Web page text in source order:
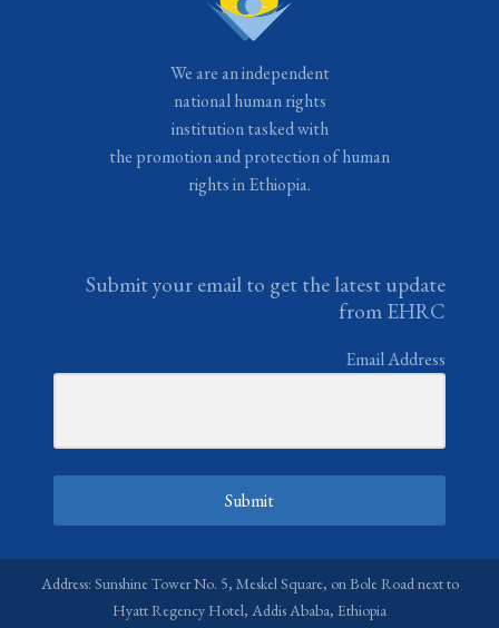
We are an independent
national human rights
institution tasked with
the promotion and protection of human
rights in Ethiopia.
Submit your email to get the latest update
from EHRC
Email Address
Submit
Address: Sunshine Tower No. 5, Meskel Square, on Bole Road next to
Hyatt Regency Hotel, Addis Ababa, Ethiopia